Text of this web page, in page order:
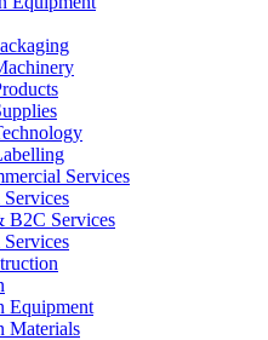
Services
B2C Services
Equipment
Materials